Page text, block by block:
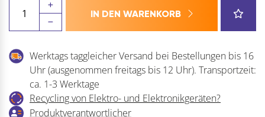
Kunstabziehstein
45
10/2
mm
IN DEN WARENKORB
Werktags taggleicher Versand bei Bestellungen bis 16
Uhr (ausgenommen freitags bis 12 Uhr). Transportzeit:
ca. 1-3 Werktage
Recycling von Elektro- und Elektronikgeräten?
Produktverantwortlicher